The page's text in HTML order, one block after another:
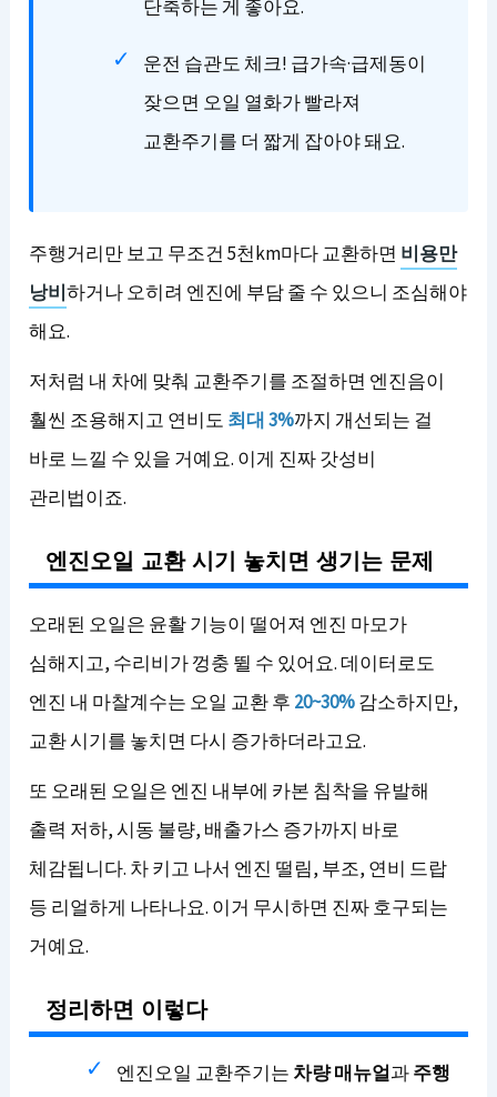
단축하는 게 좋아요.
운전 습관도 체크! 급가속·급제동이
잦으면 오일 열화가 빨라져
교환주기를 더 짧게 잡아야 돼요.
주행거리만 보고 무조건 5천km마다 교환하면 비용만
낭비하거나 오히려 엔진에 부담 줄 수 있으니 조심해야
해요.
저처럼 내 차에 맞춰 교환주기를 조절하면 엔진음이
훨씬 조용해지고 연비도 최대 3%까지 개선되는 걸
바로 느낄 수 있을 거예요. 이게 진짜 갓성비
관리법이죠.
엔진오일 교환 시기 놓치면 생기는 문제
오래된 오일은 윤활 기능이 떨어져 엔진 마모가
심해지고, 수리비가 껑충 뛸 수 있어요. 데이터로도
엔진 내 마찰계수는 오일 교환 후 20~30%감소하지만,
교환 시기를 놓치면 다시 증가하더라고요.
또 오래된 오일은 엔진 내부에 카본 침착을 유발해
출력 저하, 시동 불량, 배출가스 증가까지 바로
체감됩니다. 차 키고 나서 엔진 떨림, 부조, 연비 드랍
등 리얼하게 나타나요. 이거 무시하면 진짜 호구되는
거예요.
정리하면 이렇다
엔진오일 교환주기는 차량 매뉴얼과주행